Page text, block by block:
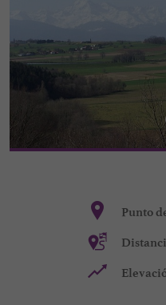
Punto